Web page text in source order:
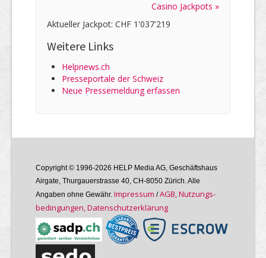
Casino Jackpots »
Aktueller Jackpot: CHF 1'037'219
Weitere Links
Helpnews.ch
Presseportale der Schweiz
Neue Pressemeldung erfassen
Copyright © 1996-2026 HELP Media AG, Geschäftshaus
Airgate, Thurgauer­strasse 40, CH-8050 Zürich. Alle
Angaben ohne Gewähr. Im­pres­sum /AGB, Nutzungs­
bedin­gungen, Daten­schutz­er­klärung